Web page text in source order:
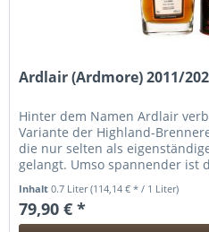
Ardlair (Ardmore) 2011/
Hinter dem Namen Ardlair
Variante der Highland-
die nur selten als
gelangt. Umso spannender ist
Inhalt0.7 Liter(114,14 € * / 1 Liter)
79,90 € *